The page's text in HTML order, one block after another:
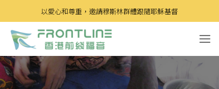
to
content
以愛心和尊重，邀請穆斯林群體跟隨耶穌基督